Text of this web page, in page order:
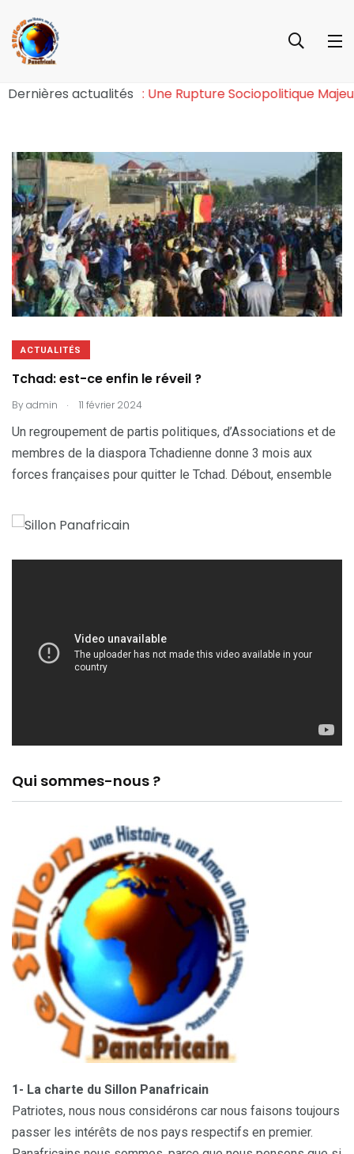
Dernières actualités
Tchiroma Bakary : Une Rupture Sociopolitique
ACTUALITÉS
Tchad: est-ce enfin le réveil ?
Byadmin . 11 février 2024
Un regroupement de partis politiques, d’Associations et de
membres de la diaspora Tchadienne donne 3 mois aux
forces françaises pour quitter le Tchad. Débout, ensemble
Qui sommes-nous ?
1- La charte du Sillon Panafricain
Patriotes, nous nous considérons car nous faisons toujours
passer les intérêts de nos pays respectifs en premier.